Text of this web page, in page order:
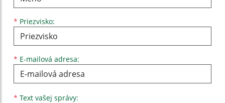
* Priezvisko:
* E-mailová adresa:
* Text vašej správy: